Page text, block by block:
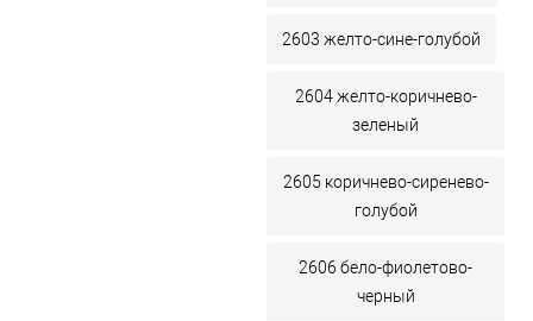
2603 желто-сине-голубой
2604 желто-коричнево-
зеленый
2605 коричнево-сиренево-
голубой
2606 бело-фиолетово-
черный